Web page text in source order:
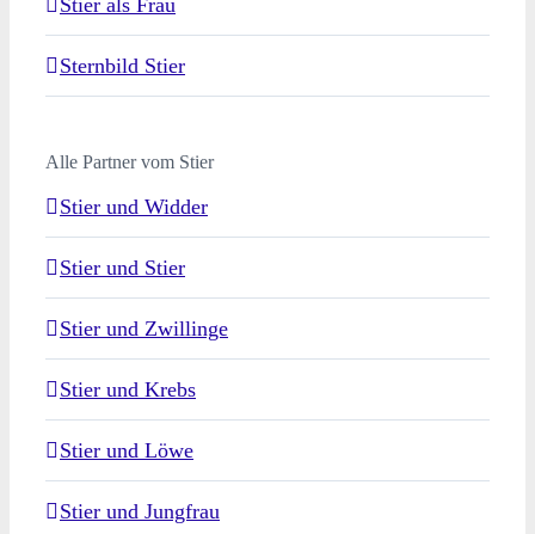
Stier als Frau
Sternbild Stier
Alle Partner vom Stier
Stier und Widder
Stier und Stier
Stier und Zwillinge
Stier und Krebs
Stier und Löwe
Stier und Jungfrau